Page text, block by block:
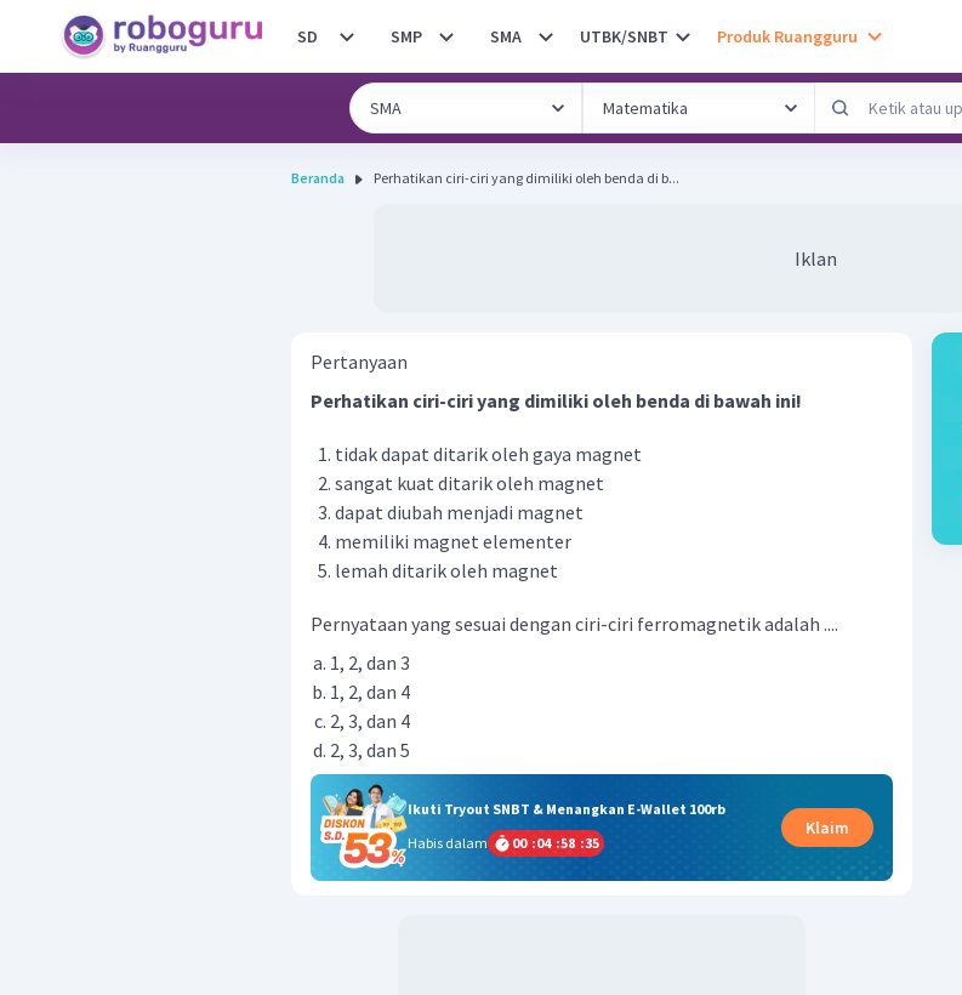
SD SMP SMA UTBK/SNBT Produk Ruangguru
Beranda Perhatikan ciri-ciri yang dimiliki oleh benda di b...
Iklan
Pertanyaan
Perhatikan ciri-ciri yang dimiliki oleh benda di bawah ini!
tidak dapat ditarik oleh gaya magnet
sangat kuat ditarik oleh magnet
dapat diubah menjadi magnet
memiliki magnet elementer
lemah ditarik oleh magnet
Pernyataan yang sesuai dengan ciri-ciri ferromagnetik adalah ....
1, 2, dan 3
1, 2, dan 4
2, 3, dan 4
2, 3, dan 5
Ikuti Tryout SNBT & Menangkan E-Wallet 100rb
Habis dalam
00 :04 :58 :34
Klaim